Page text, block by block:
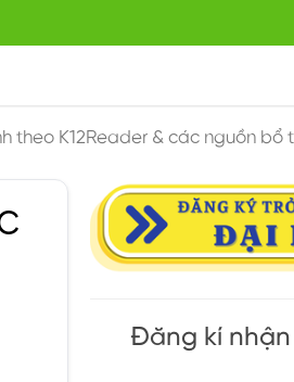
theo K12Reader & các nguồn bổ
Đăng kí nhận